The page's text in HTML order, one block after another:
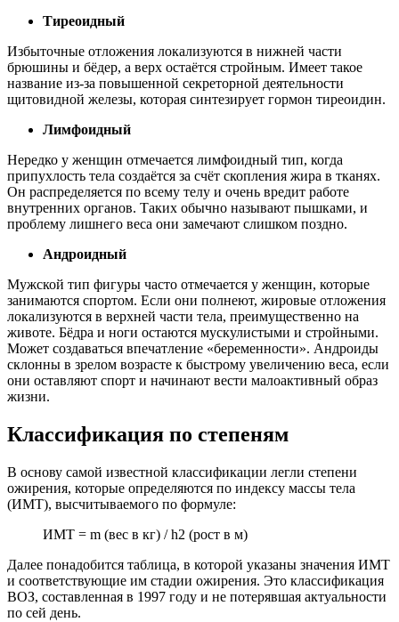
Тиреоидный
Избыточные отложения локализуются в нижней части
брюшины и бёдер, а верх остаётся стройным. Имеет такое
название из-за повышенной секреторной деятельности
щитовидной железы, которая синтезирует гормон тиреоидин.
Лимфоидный
Нередко у женщин отмечается лимфоидный тип, когда
припухлость тела создаётся за счёт скопления жира в тканях.
Он распределяется по всему телу и очень вредит работе
внутренних органов. Таких обычно называют пышками, и
проблему лишнего веса они замечают слишком поздно.
Андроидный
Мужской тип фигуры часто отмечается у женщин, которые
занимаются спортом. Если они полнеют, жировые отложения
локализуются в верхней части тела, преимущественно на
животе. Бёдра и ноги остаются мускулистыми и стройными.
Может создаваться впечатление «беременности». Андроиды
склонны в зрелом возрасте к быстрому увеличению веса, если
они оставляют спорт и начинают вести малоактивный образ
жизни.
Классификация по степеням
В основу самой известной классификации легли степени
ожирения, которые определяются по индексу массы тела
(ИМТ), высчитываемого по формуле:
ИМТ = m (вес в кг) / h2 (рост в м)
Далее понадобится таблица, в которой указаны значения ИМТ
и соответствующие им стадии ожирения. Это классификация
ВОЗ, составленная в 1997 году и не потерявшая актуальности
по сей день.